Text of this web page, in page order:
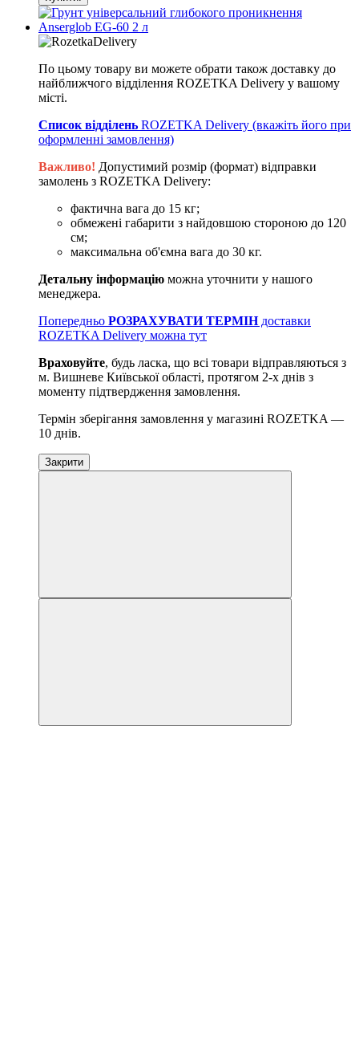
По цьому товару ви можете обрати також доставку до
найближчого відділення ROZETKA Delivery у вашому
місті.
Список відділень ROZETKA Delivery (вкажіть його при
оформленні замовлення)
Важливо! Допустимий розмір (формат) відправки
замолень з ROZETKA Delivery:
фактична вага до 15 кг;
обмежені габарити з найдовшою стороною до 120
см;
максимальна об'ємна вага до 30 кг.
Детальну інформацію можна уточнити у нашого
менеджера.
Попередньо РОЗРАХУВАТИ ТЕРМІНдоставки
ROZETKA Delivery можна тут
Враховуйте, будь ласка, що всі товари відправляються з
м. Вишневе Київської області, протягом 2-х днів з
моменту підтвердження замовлення.
Термін зберігання замовлення у магазині ROZETKA —
10 днів.
Закрити